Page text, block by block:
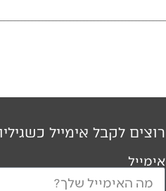
רוצים לקבל אימייל
אימייל